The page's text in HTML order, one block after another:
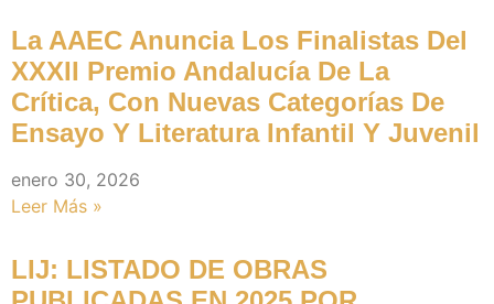
La AAEC Anuncia Los Finalistas Del
XXXII Premio Andalucía De La
Crítica, Con Nuevas Categorías De
Ensayo Y Literatura Infantil Y Juvenil
enero 30, 2026
Leer Más »
LIJ: LISTADO DE OBRAS